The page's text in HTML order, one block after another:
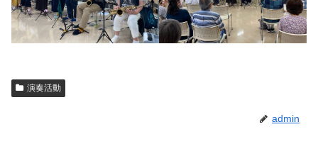
演奏活動
admin